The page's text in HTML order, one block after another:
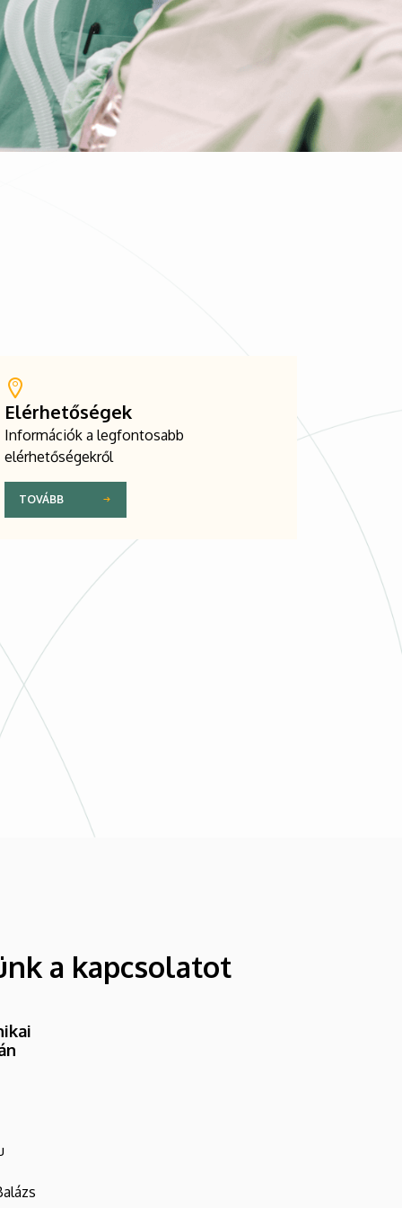
Elérhetőségek
Információk a legfontosabb
elérhetőségekről
TOVÁBB
a kapcsolatot